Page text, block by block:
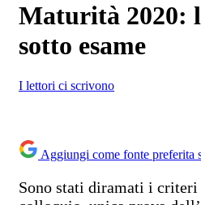
Maturità 2020:
sotto esame
I lettori ci scrivono
Aggiungi come fonte preferita
Sono stati diramati i